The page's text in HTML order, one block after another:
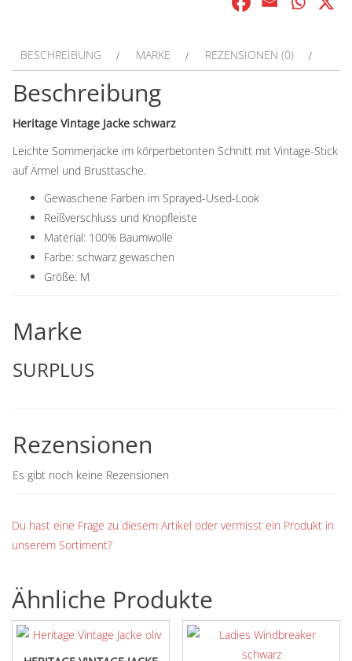
BESCHREIBUNG MARKE REZENSIONEN (0)
Beschreibung
Heritage Vintage Jacke schwarz
Leichte Sommerjacke im körperbetonten Schnitt mit Vintage-Stick
auf Ärmel und Brusttasche.
Gewaschene Farben im Sprayed-Used-Look
Reißverschluss und Knopfleiste
Material: 100% Baumwolle
Farbe: schwarz gewaschen
Größe: M
Marke
SURPLUS
Rezensionen
Es gibt noch keine Rezensionen
Du hast eine Frage zu diesem Artikel oder vermisst ein Produkt in
unserem Sortiment?
Ähnliche Produkte